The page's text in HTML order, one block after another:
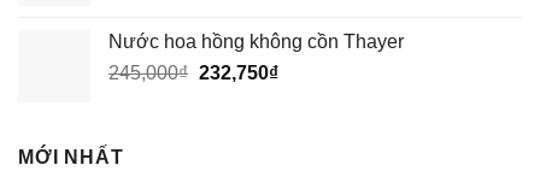
195,000₫.là:
185,250₫.
Nước hoa hồng không cồn Thayer
245,000₫ Giá
232,750₫Giá
MỚI NHẤT